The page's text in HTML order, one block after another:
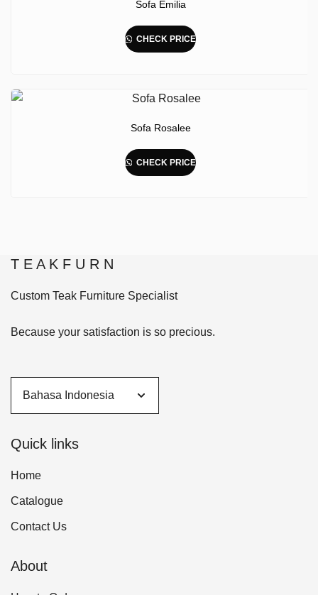
Sofa Emilia
CHECK PRICE
Sofa Rosalee
CHECK PRICE
T E A K F U R N
Custom Teak Furniture Specialist
Because your satisfaction is so precious.
Quick links
Home
Catalogue
Contact Us
About